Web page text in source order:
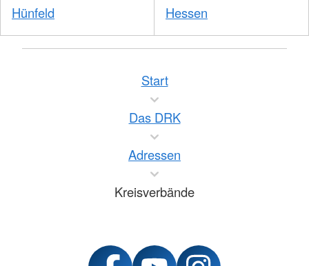
Hünfeld Hessen
Start
Das DRK
Adressen
Kreisverbände